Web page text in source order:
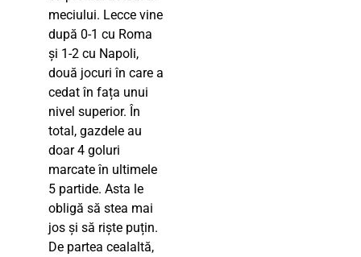
meciului. Lecce vine
după 0-1 cu Roma
și 1-2 cu Napoli,
două jocuri în care a
cedat în fața unui
nivel superior. În
total, gazdele au
doar 4 goluri
marcate în ultimele
5 partide. Asta le
obligă să stea mai
jos și să riște puțin.
De partea cealaltă,